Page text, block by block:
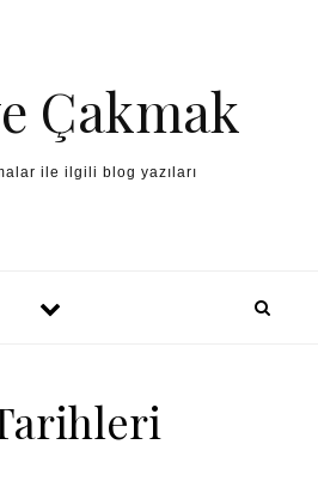
Çakmak
ile ilgili blog yazıları